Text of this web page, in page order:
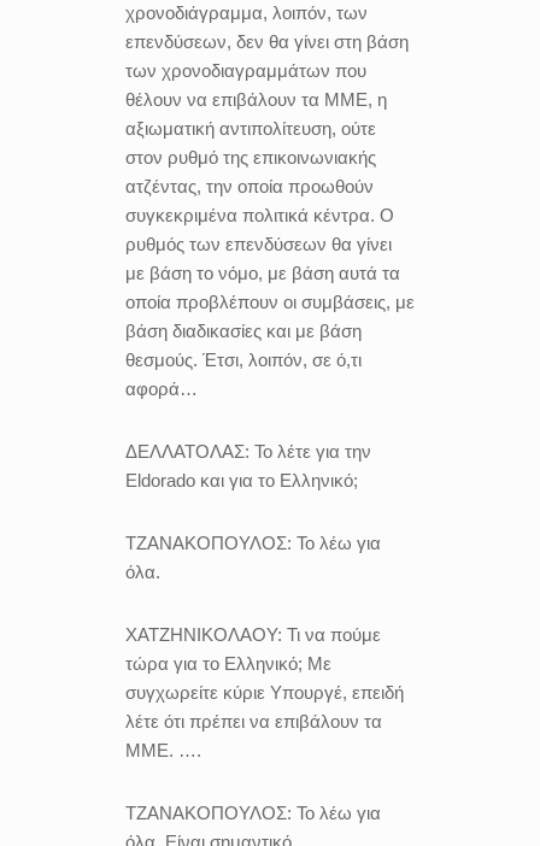
χρονοδιάγραμμα, λοιπόν, των
επενδύσεων, δεν θα γίνει στη βάση
των χρονοδιαγραμμάτων που
θέλουν να επιβάλουν τα ΜΜΕ, η
αξιωματική αντιπολίτευση, ούτε
στον ρυθμό της επικοινωνιακής
ατζέντας, την οποία προωθούν
συγκεκριμένα πολιτικά κέντρα. Ο
ρυθμός των επενδύσεων θα γίνει
με βάση το νόμο, με βάση αυτά τα
οποία προβλέπουν οι συμβάσεις, με
βάση διαδικασίες και με βάση
θεσμούς. Έτσι, λοιπόν, σε ό,τι
αφορά…
ΔΕΛΛΑΤΟΛΑΣ: Το λέτε για την
Eldorado και για το Ελληνικό;
ΤΖΑΝΑΚΟΠΟΥΛΟΣ: Το λέω για
όλα.
ΧΑΤΖΗΝΙΚΟΛΑΟΥ: Τι να πούμε
τώρα για το Ελληνικό; Με
συγχωρείτε κύριε Υπουργέ, επειδή
λέτε ότι πρέπει να επιβάλουν τα
ΜΜΕ. ….
ΤΖΑΝΑΚΟΠΟΥΛΟΣ: Το λέω για
όλα. Είναι σημαντικό.